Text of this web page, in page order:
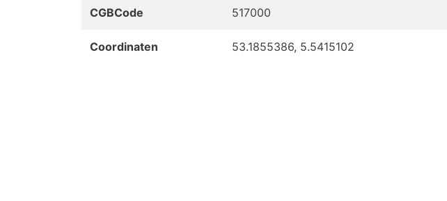
CGBCode 517000
Coordinaten 53.1855386, 5.5415102